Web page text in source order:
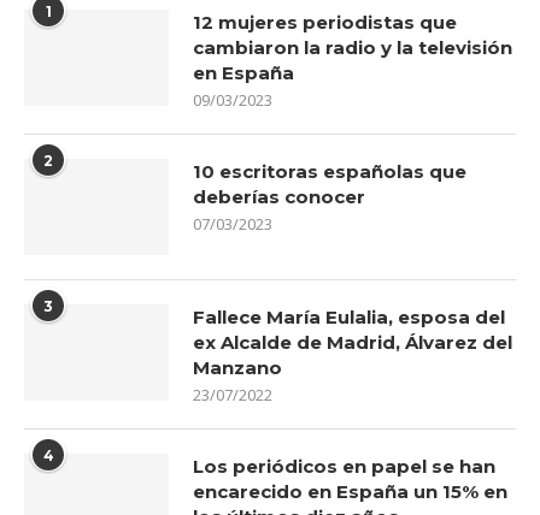
1
12 mujeres periodistas que
cambiaron la radio y la televisión
en España
09/03/2023
2
10 escritoras españolas que
deberías conocer
07/03/2023
3
Fallece María Eulalia, esposa del
ex Alcalde de Madrid, Álvarez del
Manzano
23/07/2022
4
Los periódicos en papel se han
encarecido en España un 15% en